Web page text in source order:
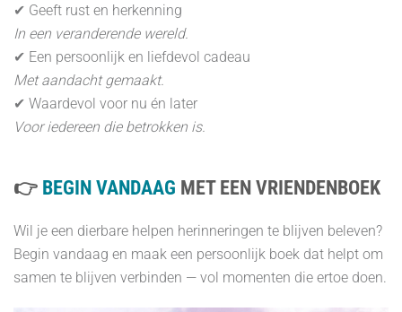
✔ Geeft rust en herkenning
In een veranderende wereld.
✔ Een persoonlijk en liefdevol cadeau
Met aandacht gemaakt.
✔ Waardevol voor nu én later
Voor iedereen die betrokken is.
👉 BEGIN VANDAAG MET EEN VRIENDENBOEK
Wil je een dierbare helpen herinneringen te blijven beleven?
Begin vandaag en maak een persoonlijk boek dat helpt om
samen te blijven verbinden — vol momenten die ertoe doen.